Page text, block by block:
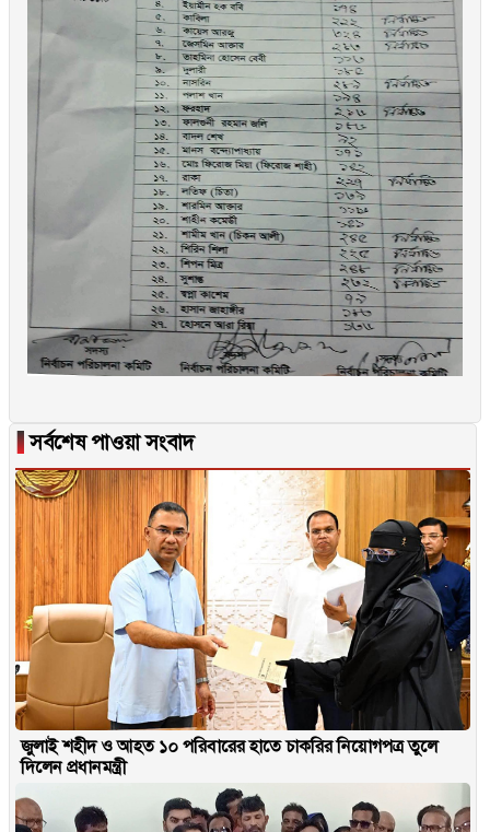
▐সর্বশেষ পাওয়া সংবাদ
জুলাই শহীদ ও আহত ১০ পরিবারের হাতে চাকরির নিয়োগপত্র তুলে
দিলেন প্রধানমন্ত্রী